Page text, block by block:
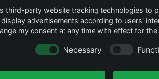
third-party website tracking technologies to
advertisements according to users'
my consent at any time with effect for the
Necessary